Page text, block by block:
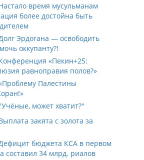
время мусульманам
более достойна быть
Эрдогана — освободить
оккупанту?!
«Пекин+25:
равноправия полов?»
Палестины
может хватит?"
закята с золота за
Дефицит бюджета КСА в первом
составил 34 млрд. риалов